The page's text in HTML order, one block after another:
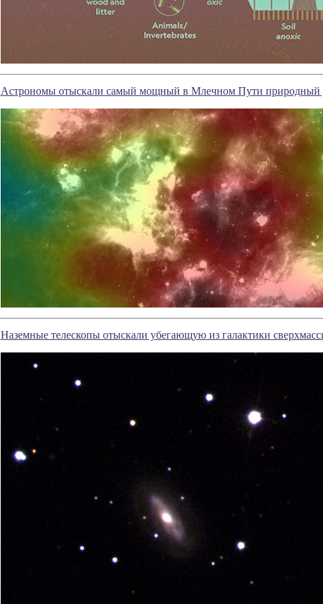
Астрономы отыскали самый мощный в Млечном Пути природный
Наземные телескопы отыскали убегающую из галактики